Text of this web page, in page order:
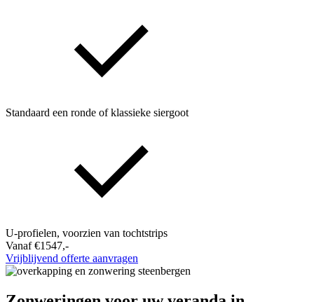
Standaard een ronde of klassieke siergoot
U-profielen, voorzien van tochtstrips
Vanaf €1547,-
Vrijblijvend offerte aanvragen